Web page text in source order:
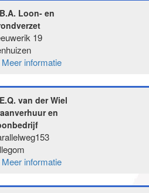
Loon- en
19
Meer informatie
van der Wiel
en
Meer informatie